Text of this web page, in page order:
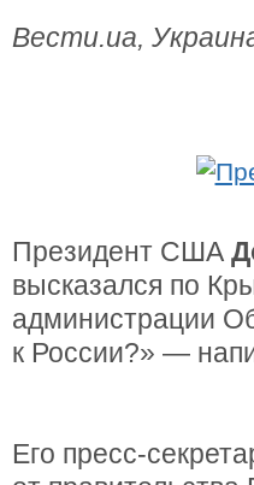
Вести.ua,
Президент США
высказался по
администрации
к России?» —
Его пресс-